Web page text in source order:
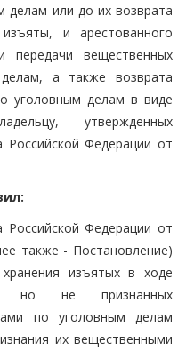
делам или до их возврата
и арестованного
передачи вещественных
а также возврата
уголовным делам в виде
утвержденных
Российской Федерации от
Российской Федерации от
также - Постановление)
изъятых в ходе
но не признанных
по уголовным делам
их вещественными